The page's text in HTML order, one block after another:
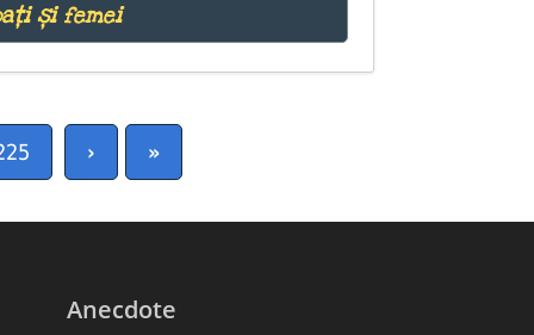
și femei
› »
Anecdote